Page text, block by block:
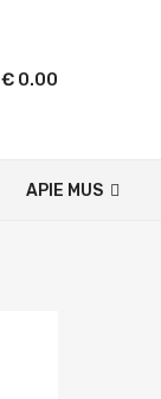
€ 0.00
APIE MUS